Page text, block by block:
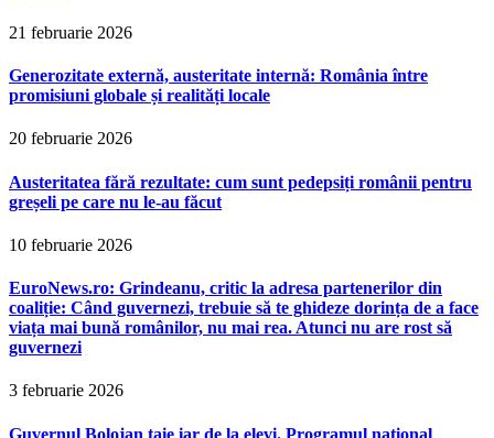
21 februarie 2026
Generozitate externă, austeritate internă: România între
promisiuni globale și realități locale
20 februarie 2026
Austeritatea fără rezultate: cum sunt pedepsiți românii pentru
greșeli pe care nu le-au făcut
10 februarie 2026
EuroNews.ro: Grindeanu, critic la adresa partenerilor din
coaliție: Când guvernezi, trebuie să te ghideze dorința de a face
viața mai bună românilor, nu mai rea. Atunci nu are rost să
guvernezi
3 februarie 2026
Guvernul Bolojan taie iar de la elevi. Programul național